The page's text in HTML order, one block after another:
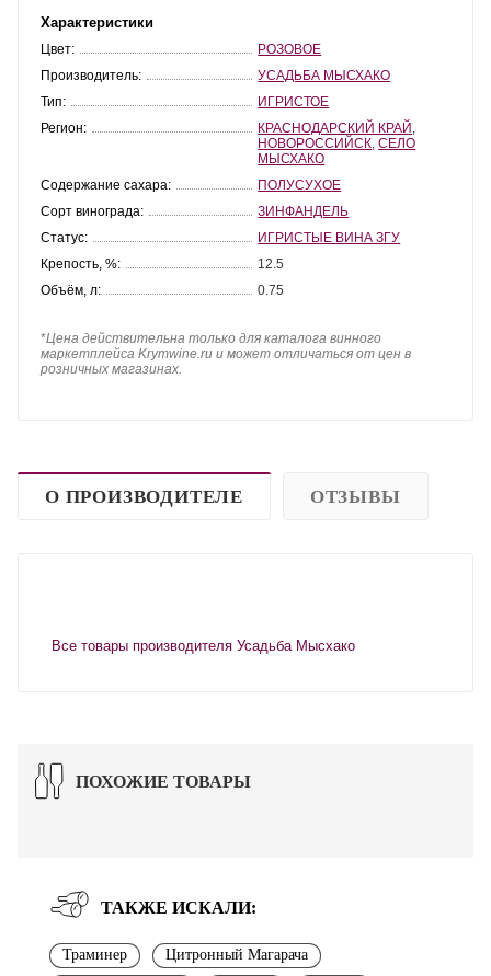
Характеристики
Цвет:
РОЗОВОЕ
Производитель:
УСАДЬБА МЫСХАКО
Тип:
ИГРИСТОЕ
Регион:
КРАСНОДАРСКИЙ КРАЙ
НОВОРОССИЙСК ,СЕЛО
МЫСХАКО
Содержание сахара:
ПОЛУСУХОЕ
Сорт винограда:
ЗИНФАНДЕЛЬ
Статус:
ИГРИСТЫЕ ВИНА ЗГУ
Крепость, %:
12.5
Объём, л:
0.75
*Цена действительна только для каталога винного
маркетплейса Krymwine.ru и может отличаться от цен в
розничных магазинах.
О ПРОИЗВОДИТЕЛЕ ОТЗЫВЫ
Все товары производителя Усадьба Мысхако
ПОХОЖИЕ ТОВАРЫ
ТАКЖЕ ИСКАЛИ:
Траминер
Цитронный Магарача